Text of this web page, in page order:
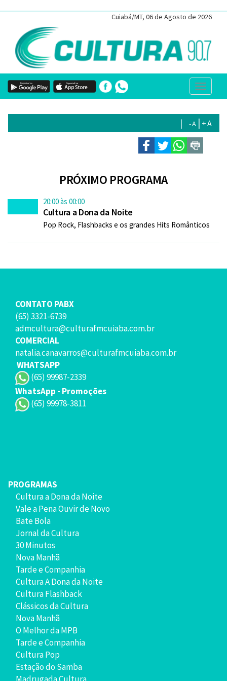
Cuiabá/MT, 06 de Agosto de 2026
| - A| + A
PRÓXIMO PROGRAMA
20:00 às 00:00
Cultura a Dona da Noite
Pop Rock, Flashbacks e os grandes Hits Românticos
CONTATO PABX
(65) 3321-6739
admcultura@culturafmcuiaba.com.br
COMERCIAL
natalia.canavarros@culturafmcuiaba.com.br
WHATSAPP
(65) 99987-2339
WhatsApp - Promoções
(65) 99978-3811
PROGRAMAS
Cultura a Dona da Noite
Vale a Pena Ouvir de Novo
Bate Bola
Jornal da Cultura
30 Minutos
Nova Manhã
Tarde e Companhia
Cultura A Dona da Noite
Cultura Flashback
Clássicos da Cultura
Nova Manhã
O Melhor da MPB
Tarde e Companhia
Cultura Pop
Estação do Samba